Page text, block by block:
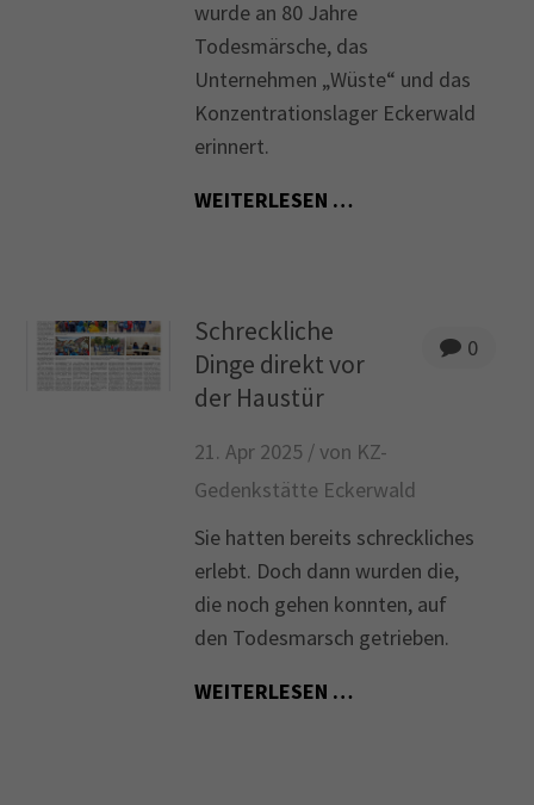
wurde an 80 Jahre
Todesmärsche, das
Unternehmen „Wüste“ und das
Konzentrationslager Eckerwald
erinnert.
WEITERLESEN …
0
Schreckliche
Dinge direkt vor
der Haustür
21. Apr 2025 /von KZ-
Gedenkstätte Eckerwald
Sie hatten bereits schreckliches
erlebt. Doch dann wurden die,
die noch gehen konnten, auf
den Todesmarsch getrieben.
WEITERLESEN …